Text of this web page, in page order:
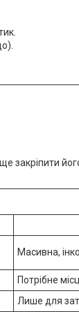
закріпити
Масивна,
Потрібне
Лише для